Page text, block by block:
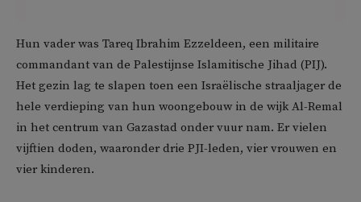
Hun vader was Tareq Ibrahim Ezzeldeen, een militaire
commandant van de Palestijnse Islamitische Jihad (PIJ).
Het gezin lag te slapen toen een Israëlische straaljager de
hele verdieping van hun woongebouw in de wijk Al-Remal
in het centrum van Gazastad onder vuur nam. Er vielen
vijftien doden, waaronder drie PJI-leden, vier vrouwen en
vier kinderen.